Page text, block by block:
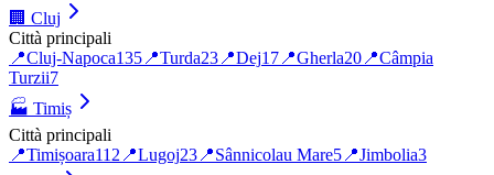
🏢 Cluj
Città principali
📍Cluj-Napoca135 📍Turda23 📍Dej17 📍Gherla20 📍Câmpia
Turzii7
🏭 Timiș
Città principali
📍Timișoara112 📍Lugoj23 📍Sânnicolau Mare5 📍Jimbolia3